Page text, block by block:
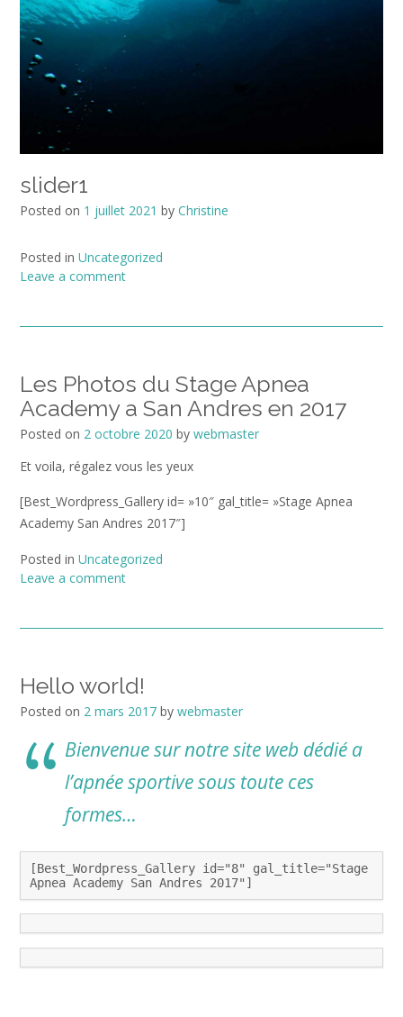
slider1
Posted on 1 juillet 2021 by Christine
Posted in Uncategorized
Leave a comment
Les Photos du Stage Apnea
Academy a San Andres en 2017
Posted on 2 octobre 2020 by webmaster
Et voila, régalez vous les yeux
[Best_Wordpress_Gallery id= »10″ gal_title= »Stage Apnea
Academy San Andres 2017″]
Posted in Uncategorized
Leave a comment
Hello world!
Posted on 2 mars 2017 by webmaster
Bienvenue sur notre site web dédié a
l’apnée sportive sous toute ces
formes…
[Best_Wordpress_Gallery id="8" gal_title="Stage
Apnea Academy San Andres 2017"]